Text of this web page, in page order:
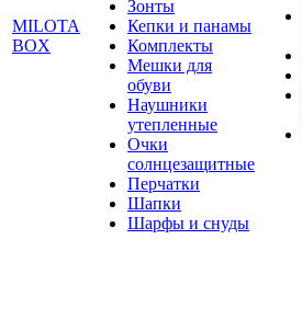
MILOTA
BOX
Зонты
Кепки и панамы
Комплекты
Мешки для
обуви
Наушники
утепленные
Очки
солнцезащитные
Перчатки
Шапки
Шарфы и снуды